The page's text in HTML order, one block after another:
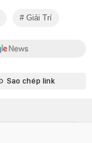
Giải Trí
Sao chép link